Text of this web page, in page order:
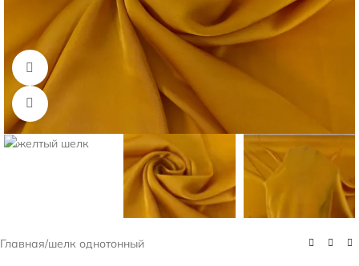
Смотреть видео
Нажмите, чтобы увеличить
Главная/шелк однотонный